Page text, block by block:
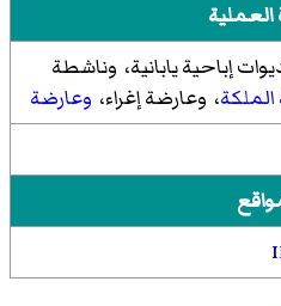
العملية
إباحية يابانية، وناشطة
، وعارضة إغراء، وعارضة